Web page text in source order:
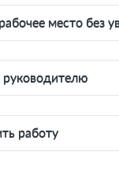
место без
работу